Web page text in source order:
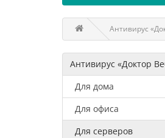
Антивирус
Антивирус «Доктор
Для дома
Для офиса
Для серверов